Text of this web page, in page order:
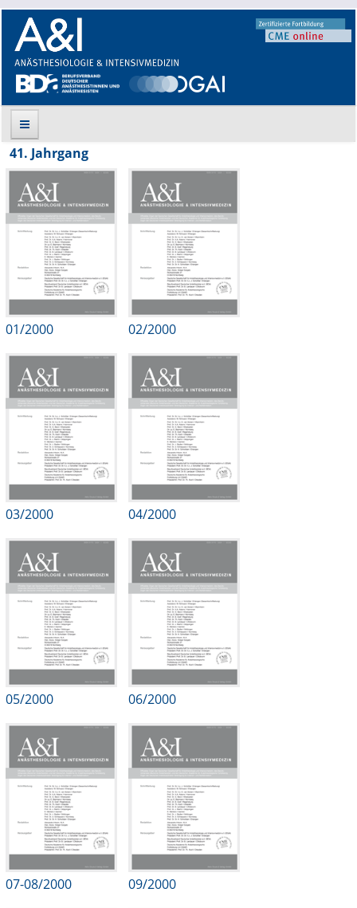
Suche
Aktuelle Ausgabe
Leitlinien
Archiv
Supplements
Supplements OrphanAnesthesia
Online First
A&I English
Mediadaten
Autoren-Service
Stellenmarkt
Kongresskalender
41. Jahrgang
01/2000 02/2000
03/2000 04/2000
05/2000 06/2000
07-08/2000 09/2000